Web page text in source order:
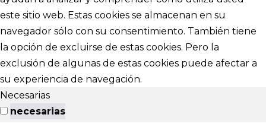
este sitio web. Estas cookies se almacenan en su
navegador sólo con su consentimiento. También tiene
la opción de excluirse de estas cookies. Pero la
exclusión de algunas de estas cookies puede afectar a
su experiencia de navegación.
Necesarias
necesarias